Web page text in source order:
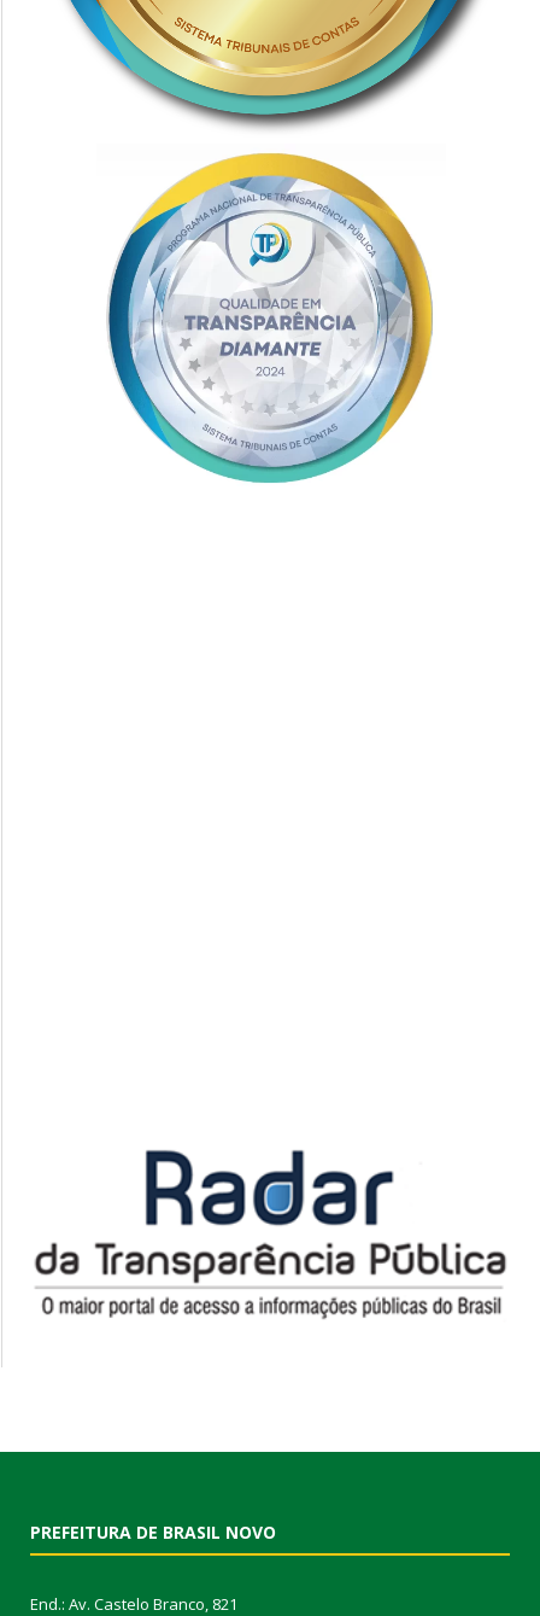
PREFEITURA DE BRASIL NOVO
End.: Av. Castelo Branco, 821